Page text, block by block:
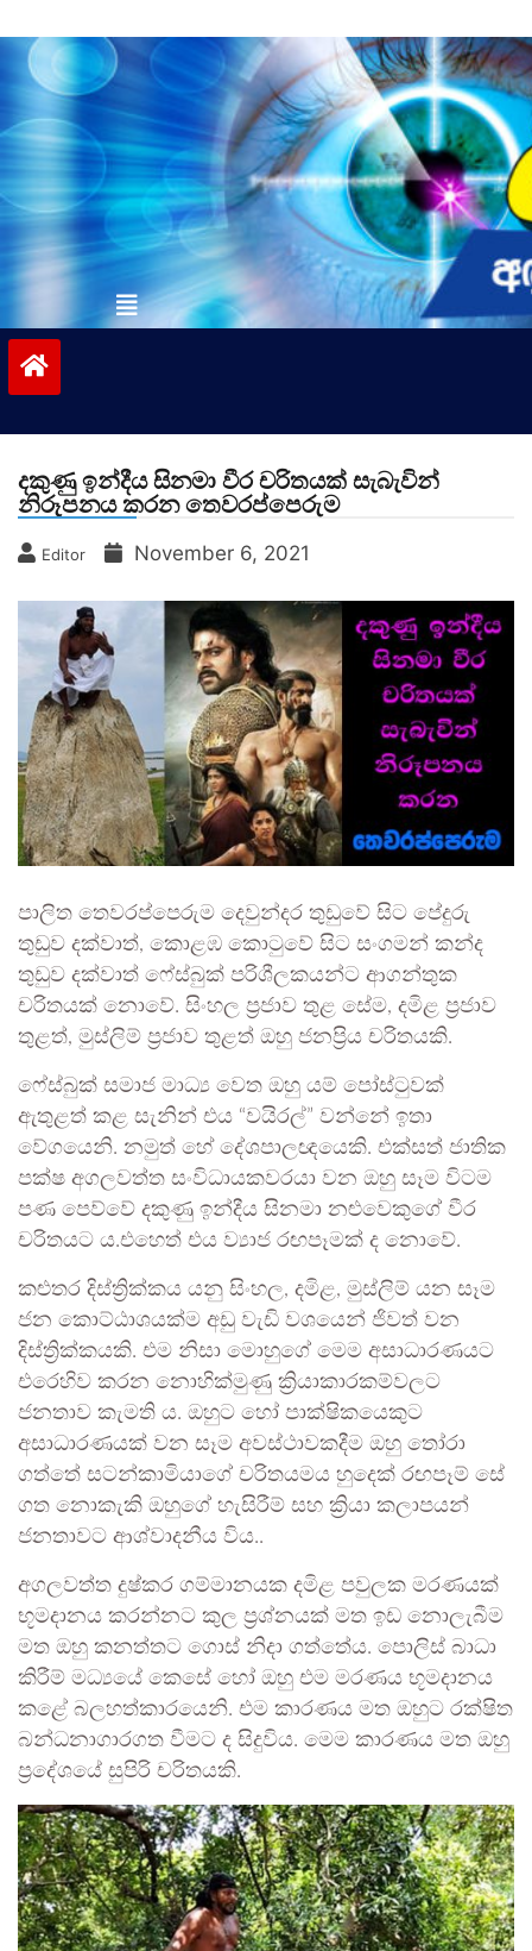
to
contentvinivida.lk
දකුණු ඉන්දීය සිනමා වීර චරිතයක් සැබැවින්
නිරූපනය කරන තෙවරප්පෙරුම
Editor November 6, 2021
පාලිත තෙවරප්පෙරුම දෙවුන්දර තුඩුවේ සිට පේදුරු
තුඩුව දක්වාත්, කොළඹ කොටුවේ සිට සංගමන් කන්ද
තුඩුව දක්වාත් ෆේස්බුක් පරිශීලකයන්ට ආගන්තුක
චරිතයක් නොවේ. සිංහල ප්‍රජාව තුළ සේම, දමිළ ප්‍රජාව
තුළත්, මුස්ලිම් ප්‍රජාව තුළත් ඔහු ජනප්‍රිය චරිතයකි.
ෆේස්බුක් සමාජ මාධ්‍ය වෙත ඔහු යම් පෝස්ටුවක්
ඇතුළත් කළ සැනින් එය “වයිරල්” වන්නේ ඉතා
වේගයෙනි. නමුත් හේ දේශපාලඥයෙකි. එක්සත් ජාතික
පක්ෂ අගලවත්ත සංවිධායකවරයා වන ඔහු සෑම විටම
පණ පෙව්වේ දකුණු ඉන්දීය සිනමා නළුවෙකුගේ වීර
චරිතයට ය.එහෙත් එය ව්‍යාජ රඟපෑමක් ද නොවේ.
කළුතර දිස්ත්‍රික්කය යනු සිංහල, දමිළ, මුස්ලිම් යන සෑම
ජන කොට්ඨාශයක්ම අඩු වැඩි වශයෙන් ජිවත් වන
දිස්ත්‍රික්කයකි. එම නිසා මොහුගේ මෙම අසාධාරණයට
එරෙහිව කරන නොහික්මුණු ක්‍රියාකාරකම්වලට
ජනතාව කැමති ය. ඔහුට හෝ පාක්ෂිකයෙකුට
අසාධාරණයක් වන සෑම අවස්ථාවකදීම ඔහු තෝරා
ගත්තේ සටන්කාමියාගේ චරිතයමය හුදෙක් රඟපෑම් සේ
ගත නොකැකි ඔහුගේ හැසිරීම් සහ ක්‍රියා කලාපයන්
ජනතාවට ආශ්වාදනීය විය..
අගලවත්ත දුෂ්කර ගම්මානයක දමිළ පවුලක මරණයක්
භූමදානය කරන්නට කුල ප්‍රශ්නයක් මත ඉඩ නොලැබීම
මත ඔහු කනත්තට ගොස් නිදා ගත්තේය. පොලිස් බාධා
කිරීම් මධ්‍යයේ කෙසේ හෝ ඔහු එම මරණය භූමදානය
කළේ බලහත්කාරයෙනි. එම කාරණය මත ඔහුට රක්ෂිත
බන්ධනාගාරගත වීමට ද සිදුවිය. මෙම කාරණය මත ඔහු
ප්‍රදේශයේ සුපිරි චරිතයකි.